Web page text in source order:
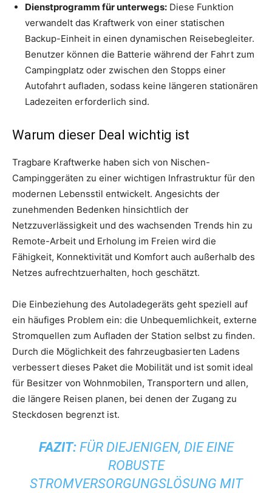
Dienstprogramm für unterwegs: Diese Funktion
verwandelt das Kraftwerk von einer statischen
Backup-Einheit in einen dynamischen Reisebegleiter.
Benutzer können die Batterie während der Fahrt zum
Campingplatz oder zwischen den Stopps einer
Autofahrt aufladen, sodass keine längeren stationären
Ladezeiten erforderlich sind.
Warum dieser Deal wichtig ist
Tragbare Kraftwerke haben sich von Nischen-
Campinggeräten zu einer wichtigen Infrastruktur für den
modernen Lebensstil entwickelt. Angesichts der
zunehmenden Bedenken hinsichtlich der
Netzzuverlässigkeit und des wachsenden Trends hin zu
Remote-Arbeit und Erholung im Freien wird die
Fähigkeit, Konnektivität und Komfort auch außerhalb des
Netzes aufrechtzuerhalten, hoch geschätzt.
Die Einbeziehung des Autoladegeräts geht speziell auf
ein häufiges Problem ein: die Unbequemlichkeit, externe
Stromquellen zum Aufladen der Station selbst zu finden.
Durch die Möglichkeit des fahrzeugbasierten Ladens
verbessert dieses Paket die Mobilität und ist somit ideal
für Besitzer von Wohnmobilen, Transportern und allen,
die längere Reisen planen, bei denen der Zugang zu
Steckdosen begrenzt ist.
FAZIT:FÜR DIEJENIGEN, DIE EINE
ROBUSTE
STROMVERSORGUNGSLÖSUNG MIT